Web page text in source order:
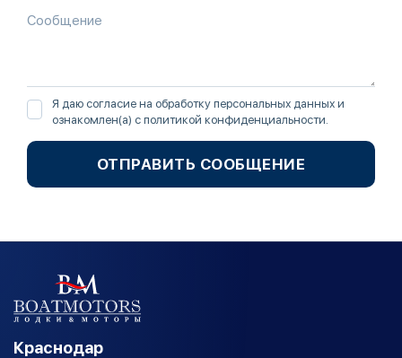
Я даю согласие на обработку персональных данных и
ознакомлен(а) с политикой конфиденциальности
ОТПРАВИТЬ СООБЩЕНИЕ
Краснодар